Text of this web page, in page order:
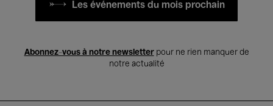
Les événements du mois prochain
Abonnez-vous à notre newsletterpour ne rien manquer de
notre actualité